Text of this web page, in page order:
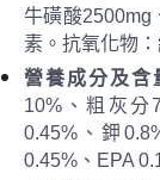
牛磺酸2500mg
素。抗氧化物
營養成分及含
10%、粗灰分
0.45%、鉀
0.45%、EPA